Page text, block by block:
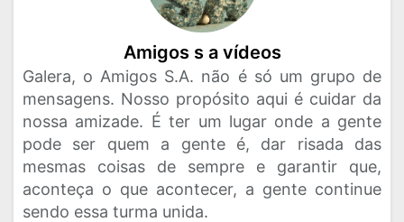
Amigos s a vídeos
Galera, o Amigos S.A. não é só um grupo de
mensagens. Nosso propósito aqui é cuidar da
nossa amizade. É ter um lugar onde a gente
pode ser quem a gente é, dar risada das
mesmas coisas de sempre e garantir que,
aconteça o que acontecer, a gente continue
sendo essa turma unida.